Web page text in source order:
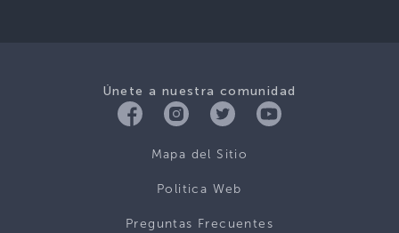
Únete a nuestra comunidad
Mapa del Sitio
Politica Web
Preguntas Frecuentes